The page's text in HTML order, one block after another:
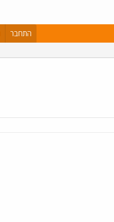
התחבר